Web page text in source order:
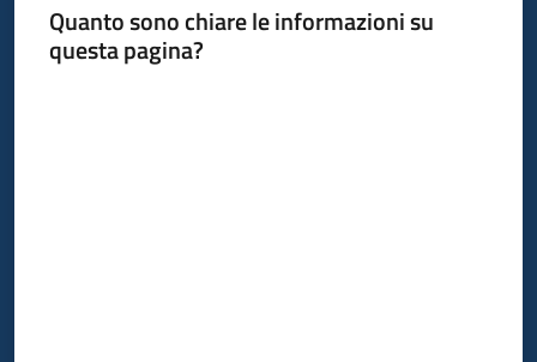
Quanto sono chiare le informazioni su
questa pagina?